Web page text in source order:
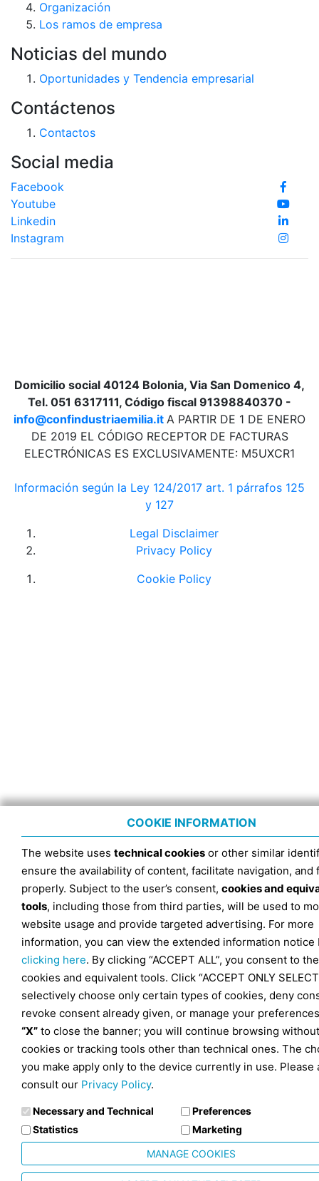
Organización
Los ramos de empresa
Noticias del mundo
Oportunidades y Tendencia empresarial
Contáctenos
Contactos
Social media
Facebook
Youtube
Linkedin
Instagram
Domicilio social 40124 Bolonia, Via San Domenico 4,
Tel. 051 6317111, Código fiscal 91398840370 -
info@confindustriaemilia.it A PARTIR DE 1 DE ENERO
DE 2019 EL CÓDIGO RECEPTOR DE FACTURAS
ELECTRÓNICAS ES EXCLUSIVAMENTE: M5UXCR1
Información según la Ley 124/2017 art. 1 párrafos 125
y 127
Legal Disclaimer
Privacy Policy
Cookie Policy
COOKIE INFORMATION
The website uses technical cookies or other similar
ensure the availability of content, facilitate navigation, and
properly. Subject to the user’s consent, cookies and
tools, including those from third parties, will be used to
website usage and provide targeted advertising. For more
information, you can view the extended information notice
clicking here. By clicking “ACCEPT ALL”, you consent to
cookies and equivalent tools. Click “ACCEPT ONLY
selectively choose only certain types of cookies, deny
revoke consent already given, or manage your
“X” to close the banner; you will continue browsing without
cookies or tracking tools other than technical ones. The
you make apply only to the device currently in use. Please
consult our Privacy Policy.
Necessary and Technical
Preferences
Statistics
Marketing
MANAGE COOKIES